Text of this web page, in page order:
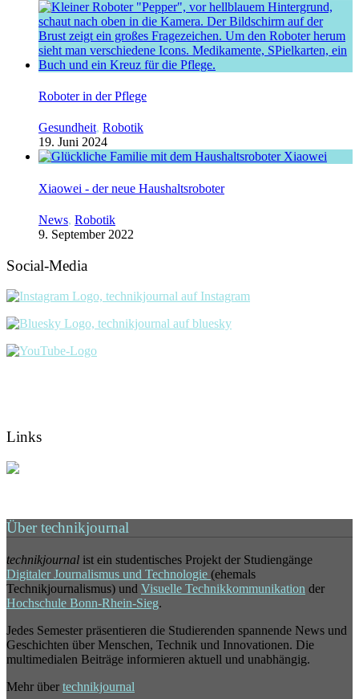
Roboter in der Pflege
Gesundheit, Robotik
19. Juni 2024
Xiaowei - der neue Haushaltsroboter
News, Robotik
9. September 2022
Social-Media
Links
Über technikjournal
technikjournal ist ein studentisches Projekt der Studiengänge
Digitaler Journalismus und Technologie (ehemals
Technikjournalismus) und Visuelle Technikkommunikation der
Hochschule Bonn-Rhein-Sieg.
Jedes Semester präsentieren die Studierenden spannende News und
Geschichten über Menschen, Technik und Innovationen. Die
multimedialen Beiträge informieren aktuell und unabhängig.
Mehr über technikjournal